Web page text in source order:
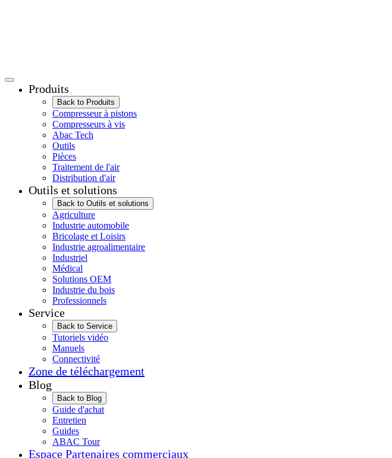
Produits
Back to Produits
Compresseur à pistons
Compresseurs à vis
Abac Tech
Outils
Pièces
Traitement de l'air
Distribution d'air
Outils et solutions
Back to Outils et solutions
Agriculture
Industrie automobile
Bricolage et Loisirs
Industrie agroalimentaire
Industriel
Médical
Solutions OEM
Industrie du bois
Professionnels
Service
Back to Service
Tutoriels vidéo
Manuels
Connectivité
Zone de téléchargement
Blog
Back to Blog
Guide d'achat
Entretien
Guides
ABAC Tour
Espace Partenaires commerciaux